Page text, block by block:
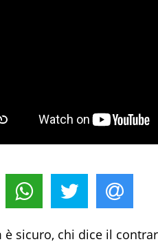
è sicuro, chi dice il